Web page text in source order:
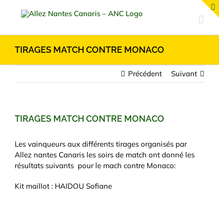
TIRAGES MATCH CONTRE MONACO
Précédent Suivant
TIRAGES MATCH CONTRE MONACO
Les vainqueurs aux différents tirages organisés par
Allez nantes Canaris les soirs de match ont donné les
résultats suivants pour le mach contre Monaco:
Kit maillot : HAIDOU Sofiane